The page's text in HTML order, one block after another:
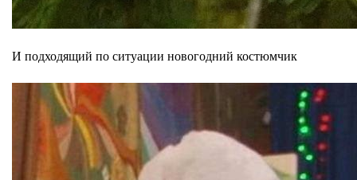
И подходящий по ситуации новогодний костюмчик